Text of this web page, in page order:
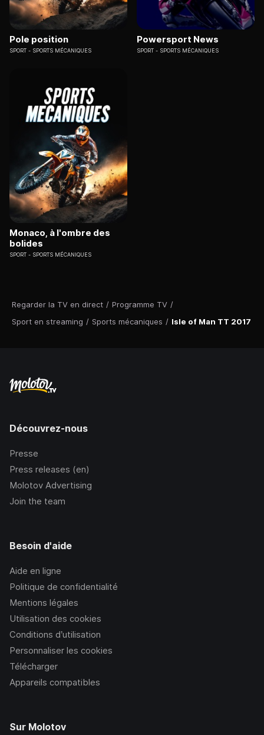
Regarder la TV en direct / Programme TV /
Sport en streaming / Sports mécaniques / Isle of Man TT 2017
Pole position
SPORT SPORTS MÉCANIQUES
Powersport News
SPORT SPORTS MÉCANIQUES
Monaco, à l'ombre des
bolides
SPORT SPORTS MÉCANIQUES
Découvrez-nous
Presse
Press releases (en)
Molotov Advertising
Join the team
Besoin d'aide
Aide en ligne
Politique de confidentialité
Mentions légales
Utilisation des cookies
Conditions d’utilisation
Personnaliser les cookies
Télécharger
Appareils compatibles
Sur Molotov